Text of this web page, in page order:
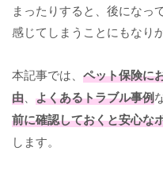
まったりすると、後になっ
感じてしまうことにもなり
本記事では、 ペット保険に
由
よくあるトラブル事例
前に確認しておくと安心な
します。